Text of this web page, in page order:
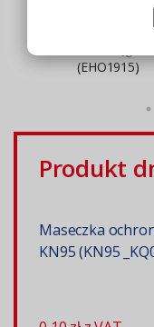
Teleskopowa
(EHO1915)
Produkt
Maseczka
KN95 (KN95